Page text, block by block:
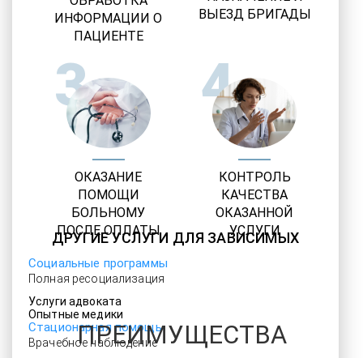
ДРУГИЕ УСЛУГИ ДЛЯ ЗАВИСИМЫХ
Социальные программы
Полная ресоциализация
Услуги адвоката
Опытные медики
Стационарная помощь
Врачебное наблюдение
ИНФОРМАЦИИ О
ПАЦИЕНТЕ
ВЫЕЗД БРИГАДЫ
3
ОКАЗАНИЕ
ПОМОЩИ
БОЛЬНОМУ
ПОСЛЕ ОПЛАТЫ
4
КОНТРОЛЬ
КАЧЕСТВА
ОКАЗАННОЙ
УСЛУГИ
ПРЕИМУЩЕСТВА